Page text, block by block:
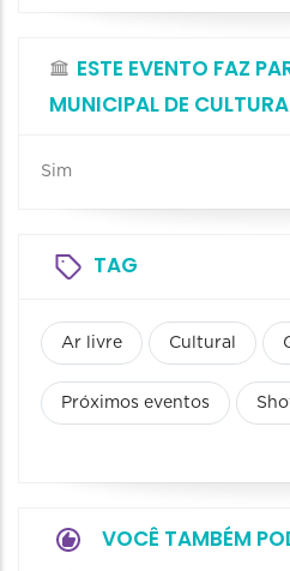
ESTE EVENTO FAZ
MUNICIPAL DE CULTURA
Sim
TAG
Ar livre Cultural
Próximos eventos
VOCÊ TAMBÉM